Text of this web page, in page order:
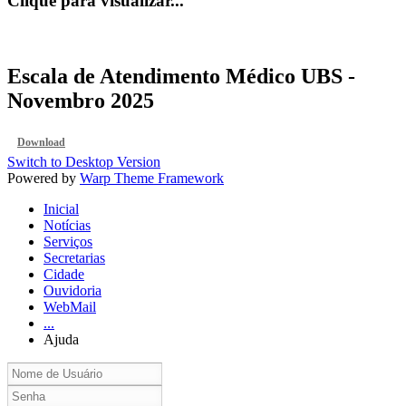
Escala de Atendimento Médico UBS -
Novembro 2025
Download
Switch to Desktop Version
Powered by Warp Theme Framework
Inicial
Notícias
Serviços
Secretarias
Cidade
Ouvidoria
WebMail
...
Ajuda